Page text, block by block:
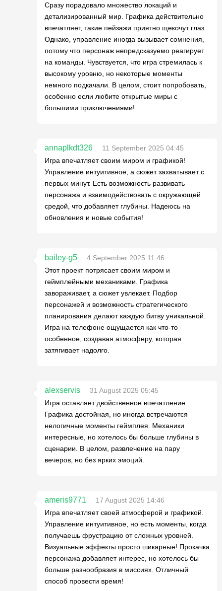
Сразу порадовало множество локаций и
детализированный мир. Графика действительно
впечатляет, такие пейзажи приятно щекочут глаз.
Однако, управление иногда вызывает сомнения,
потому что персонаж непредсказуемо реагирует
на команды. Чувствуется, что игра стремилась к
высокому уровню, но некоторые моменты
немного подкачали. В целом, стоит попробовать,
особенно если любите открытые миры с
большими приключениями!
annaplkdt326
11 September 2025 04:45
Игра впечатляет своим миром и графикой!
Управление интуитивное, а сюжет захватывает с
первых минут. Есть возможность развивать
персонажа и взаимодействовать с окружающей
средой, что добавляет глубины. Надеюсь на
обновления и новые события!
bailey-g5
4 September 2025 11:46
Этот проект потрясает своим миром и
геймплейными механиками. Графика
завораживает, а сюжет увлекает. Подбор
персонажей и возможность стратегического
планирования делают каждую битву уникальной.
Игра на телефоне ощущается как что-то
особенное, создавая атмосферу, которая
затягивает надолго.
alexservis
31 August 2025 05:45
Игра оставляет двойственное впечатление.
Графика достойная, но иногда встречаются
нелогичные моменты геймплея. Механики
интересные, но хотелось бы больше глубины в
сценарии. В целом, развлечение на пару
вечеров, но без ярких эмоций.
ameris9771
17 August 2025 14:46
Игра впечатляет своей атмосферой и графикой.
Управление интуитивное, но есть моменты, когда
получаешь фрустрацию от сложных уровней.
Визуальные эффекты просто шикарные! Прокачка
персонажа добавляет интерес, но хотелось бы
больше разнообразия в миссиях. Отличный
способ провести время!